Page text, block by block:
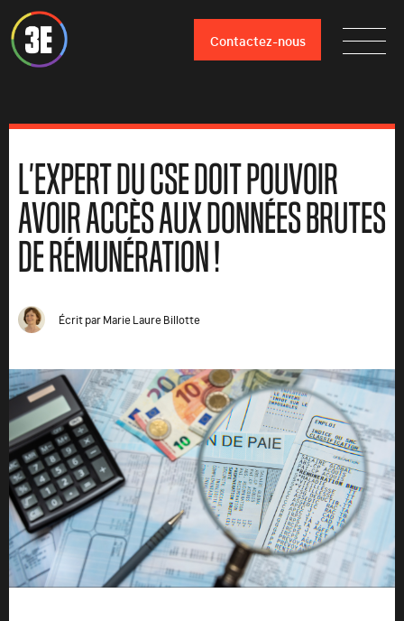
Contactez-nous
L’EXPERT DU CSE DOIT POUVOIR
AVOIR ACCÈS AUX DONNÉES BRUTES
DE RÉMUNÉRATION !
Écrit parMarie Laure Billotte